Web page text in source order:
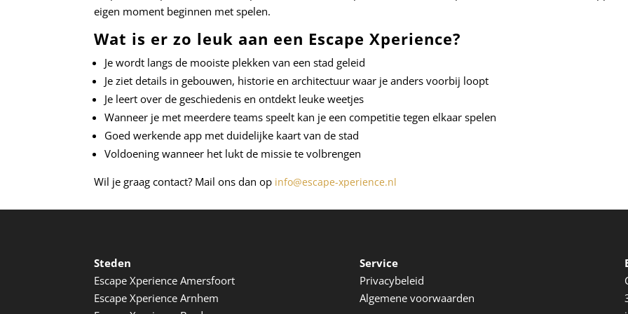
eigen moment beginnen met spelen.
Wat is er zo leuk aan een Escape Xperience?
Je wordt langs de mooiste plekken van een stad geleid
Je ziet details in gebouwen, historie en architectuur waar je anders voorbij loopt
Je leert over de geschiedenis en ontdekt leuke weetjes
Wanneer je met meerdere teams speelt kan je een competitie tegen elkaar spelen
Goed werkende app met duidelijke kaart van de stad
Voldoening wanneer het lukt de missie te volbrengen
Wil je graag contact? Mail ons dan op info@escape-xperience.nl
Steden
Escape Xperience Amersfoort
Escape Xperience Arnhem
Service
Privacybeleid
Algemene voorwaarden